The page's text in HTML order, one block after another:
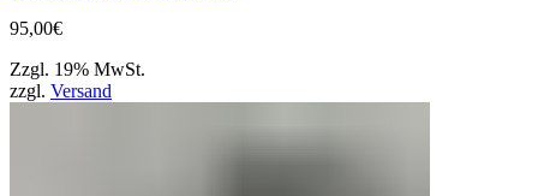
95,00€
Zzgl. 19% MwSt.
zzgl. Versand